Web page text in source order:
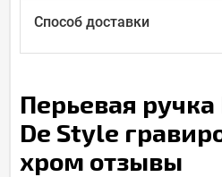
Способ доставки
Перьевая
De Style
хром отзывы